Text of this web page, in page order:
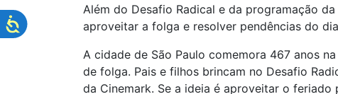
Além do Desafio Radical e da programação
aproveitar a folga e resolver pendências do
A cidade de São Paulo comemora 467 anos
de folga. Pais e filhos brincam no Desafio
da Cinemark. Se a ideia é aproveitar o